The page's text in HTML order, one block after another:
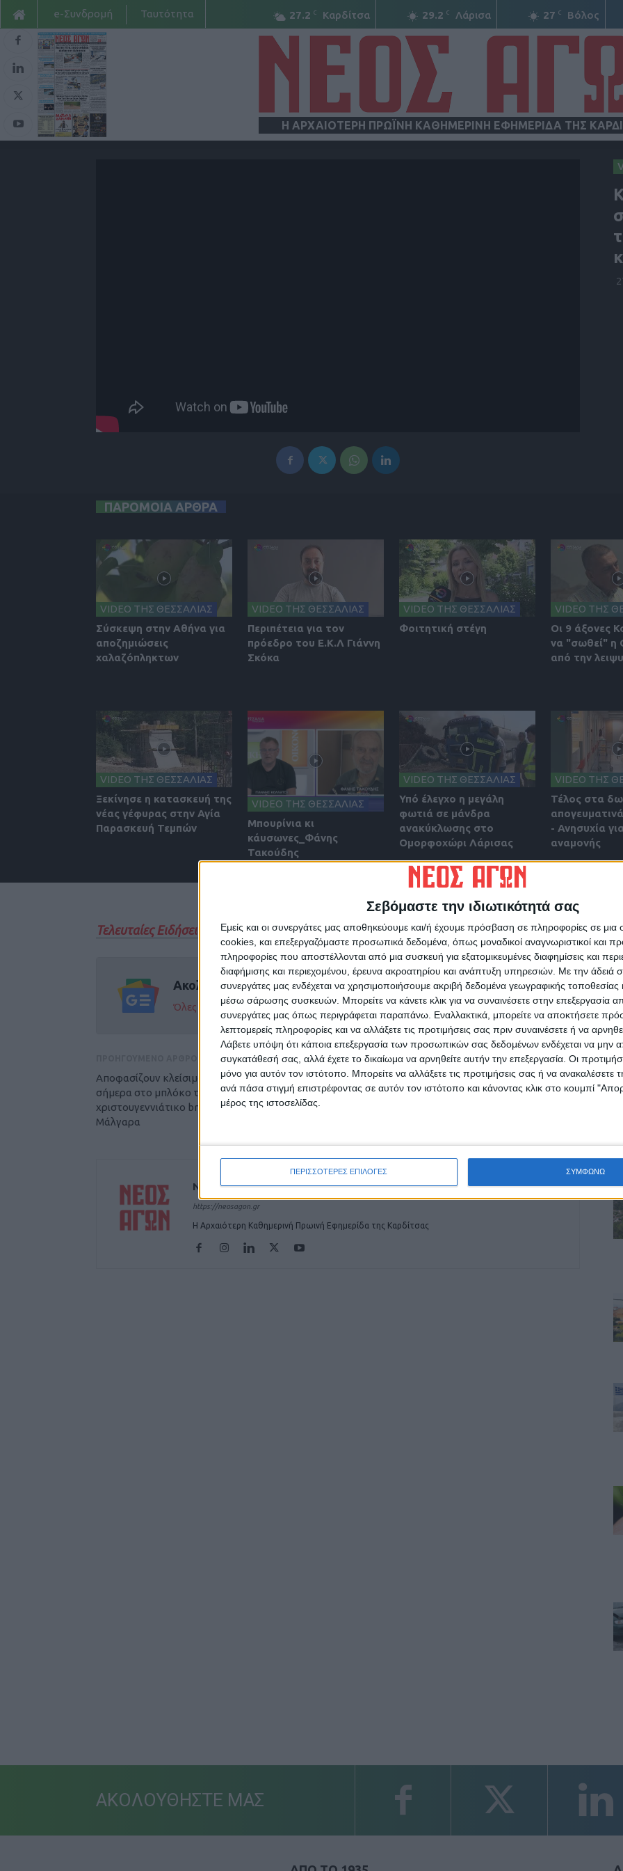
Σεβόμαστε την ιδιωτικότητά σας
Εμείς και οι συνεργάτες μας αποθηκεύουμε και/ή έχουμε πρόσβαση σε πληροφορίες σε
cookies, και επεξεργαζόμαστε προσωπικά δεδομένα, όπως μοναδικοί αναγνωριστικοί και
πληροφορίες που αποστέλλονται από μια συσκευή για εξατομικευμένες διαφημίσεις και
διαφήμισης και περιεχομένου, έρευνα ακροατηρίου και ανάπτυξη υπηρεσιών. Με την άδειά
συνεργάτες μας ενδέχεται να χρησιμοποιήσουμε ακριβή δεδομένα γεωγραφικής τοποθεσίας
μέσω σάρωσης συσκευών. Μπορείτε να κάνετε κλικ για να συναινέσετε στην επεξεργασία
συνεργάτες μας όπως περιγράφεται παραπάνω. Εναλλακτικά, μπορείτε να αποκτήσετε
λεπτομερείς πληροφορίες και να αλλάξετε τις προτιμήσεις σας πριν συναινέσετε ή να
Λάβετε υπόψη ότι κάποια επεξεργασία των προσωπικών σας δεδομένων ενδέχεται να μην
συγκατάθεσή σας, αλλά έχετε το δικαίωμα να αρνηθείτε αυτήν την επεξεργασία. Οι
μόνο για αυτόν τον ιστότοπο. Μπορείτε να αλλάξετε τις προτιμήσεις σας ή να ανακαλέσετε
ανά πάσα στιγμή επιστρέφοντας σε αυτόν τον ιστότοπο και κάνοντας κλικ στο κουμπί
μέρος της ιστοσελίδας.
ΠΕΡΙΣΣΟΤΕΡΕΣ ΕΠΙΛΟΓΕΣ ΣΥΜΦΩΝΩ
27.2 C Καρδίτσα 29.2 C Λάρισα 27 C Βόλος
e-Συνδρομή Ταυτότητα
Η ΑΡΧΑΙΟΤΕΡΗ ΠΡΩΪΝΗ ΚΑΘΗΜΕΡΙΝΗ ΕΦΗΜΕΡΙΔΑ ΤΗΣ
ΠΑΡΟΜΟΙΑ ΑΡΘΡΑ
VIDEO ΤΗΣ ΘΕΣΣΑΛΙΑΣ
Σύσκεψη στην Αθήνα για
αποζημιώσεις
χαλαζόπληκτων
VIDEO ΤΗΣ ΘΕΣΣΑΛΙΑΣ
Περιπέτεια για τον
πρόεδρο του Ε.Κ.Λ Γιάννη
Σκόκα
VIDEO ΤΗΣ ΘΕΣΣΑΛΙΑΣ
Φοιτητική στέγη
VIDEO ΤΗΣ
Οι 9 άξονες
να "σωθεί" η
από την
VIDEO ΤΗΣ ΘΕΣΣΑΛΙΑΣ
Ξεκίνησε η κατασκευή της
νέας γέφυρας στην Αγία
Παρασκευή Τεμπών
VIDEO ΤΗΣ ΘΕΣΣΑΛΙΑΣ
Μπουρίνια κι
κάυσωνες_Φάνης
Τακούδης
VIDEO ΤΗΣ ΘΕΣΣΑΛΙΑΣ
Υπό έλεγχο η μεγάλη
φωτιά σε μάνδρα
ανακύκλωσης στο
Ομορφοχώρι Λάρισας
VIDEO ΤΗΣ
Τέλος στα
- Ανησυχία
αναμονής
Τελευταίες Ειδήσεις Σήμερα
Ακολούθησε την εφημερίδα ΝΕΟΣ ΑΓΩΝ στο Google News!
Όλες οι εξελίξεις στην περιοχή της Καρδίτσας και ευρύτερα της Θεσσαλίας
Αποφασίζουν κλείσιμο και της αερογέφυρας
σήμερα στο μπλόκο της Νίκαιας μετά το
χριστουγεννιάτικο break-έκλεισαν τα
Μάλγαρα
ΕΠΟΜΕΝΟ ΑΡΘΡΟ
Σπουδαία πρόκληση κόντρα στον ΠΑΟΚ για
τον ΑΣ Καρδίτσας
ΝΕΟΣ ΑΓΩΝ
https://neosagon.gr
Η Αρχαιότερη Καθημερινή Πρωινή Εφημερίδα της Καρδίτσας
ΑΚΟΛΟΥΘΗΣΤΕ ΜΑΣ